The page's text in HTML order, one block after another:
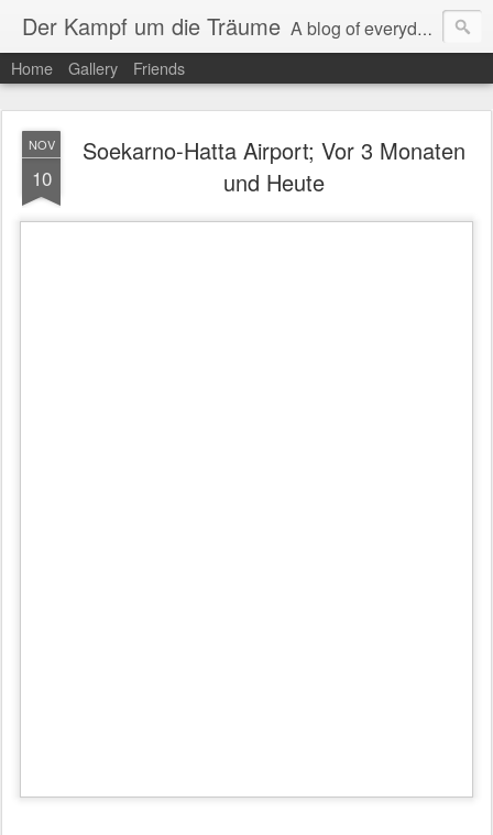
Der Kampf um die Träume A blog of everyday life and traveling experience.
Home Gallery Friends
NOV
10
Soekarno-Hatta Airport; Vor 3 Monaten
und Heute